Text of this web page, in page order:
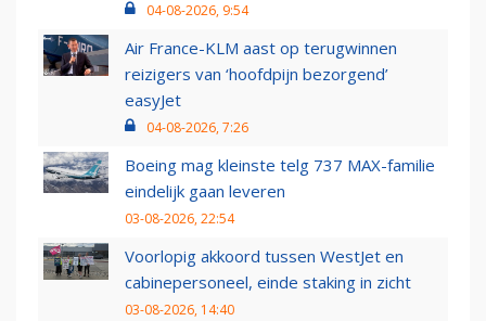
04-08-2026, 9:54
Air France-KLM aast op terugwinnen
reizigers van ‘hoofdpijn bezorgend’
easyJet
04-08-2026, 7:26
Boeing mag kleinste telg 737 MAX-familie
eindelijk gaan leveren
03-08-2026, 22:54
Voorlopig akkoord tussen WestJet en
cabinepersoneel, einde staking in zicht
03-08-2026, 14:40